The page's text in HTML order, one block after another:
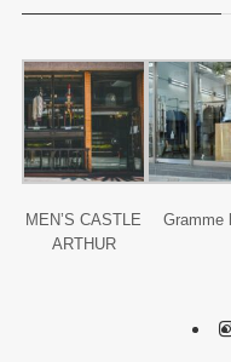
MEN’S CASTLE
ARTHUR
Gramme